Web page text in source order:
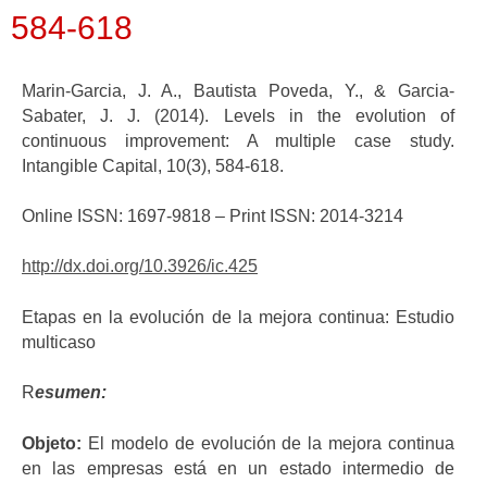
584-618
Marin-Garcia, J. A., Bautista Poveda, Y., & Garcia-
Sabater, J. J. (2014). Levels in the evolution of
continuous improvement: A multiple case study.
Intangible Capital, 10(3), 584-618.
Online ISSN: 1697-9818 – Print ISSN: 2014-3214
http://dx.doi.org/10.3926/ic.425
Etapas en la evolución de la mejora continua: Estudio
multicaso
Resumen:
Objeto: El modelo de evolución de la mejora continua
en las empresas está en un estado intermedio de